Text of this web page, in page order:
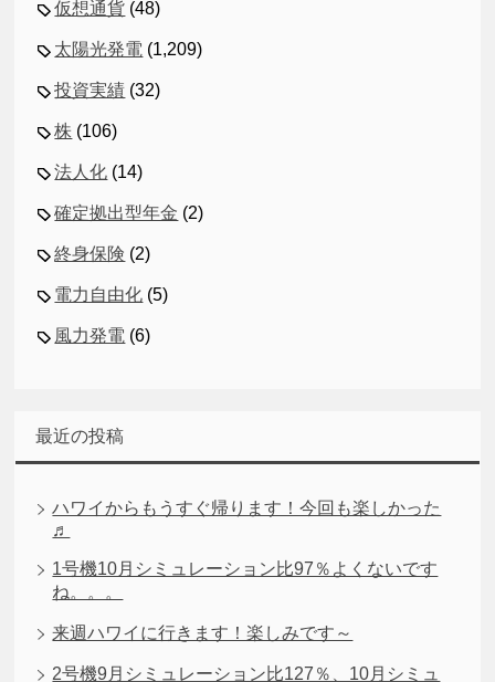
仮想通貨 (48)
太陽光発電 (1,209)
投資実績 (32)
株 (106)
法人化 (14)
確定拠出型年金 (2)
終身保険 (2)
電力自由化 (5)
風力発電 (6)
最近の投稿
ハワイからもうすぐ帰ります！今回も楽しかった
♬
1号機10月シミュレーション比97％よくないです
ね。。。
来週ハワイに行きます！楽しみです～
2号機9月シミュレーション比127％、10月シミュ